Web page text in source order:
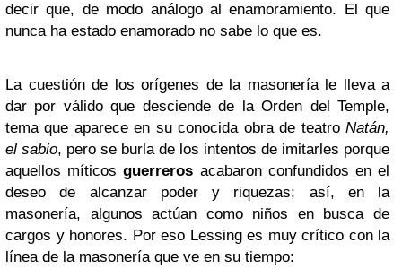
decir que, de modo análogo al enamoramiento. El que
nunca ha estado enamorado no sabe lo que es.
La cuestión de los orígenes de la masonería le lleva a
dar por válido que desciende de la Orden del Temple,
tema que aparece en su conocida obra de teatro Natán,
el sabio, pero se burla de los intentos de imitarles porque
aquellos míticosguerreros acabaron confundidos en el
deseo de alcanzar poder y riquezas; así, en la
masonería, algunos actúan como niños en busca de
cargos y honores. Por eso Lessing es muy crítico con la
línea de la masonería que ve en su tiempo: